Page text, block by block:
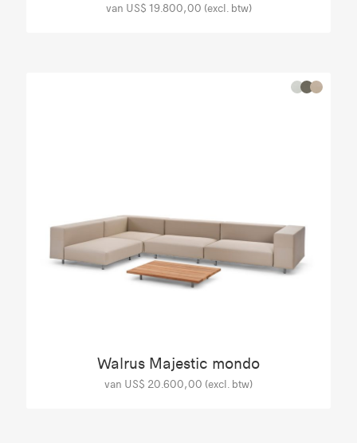
van US$ 19.800,00 (excl. btw)
Walrus Majestic mondo
van US$ 20.600,00 (excl. btw)